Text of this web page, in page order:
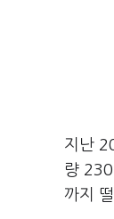
지난
량
까지